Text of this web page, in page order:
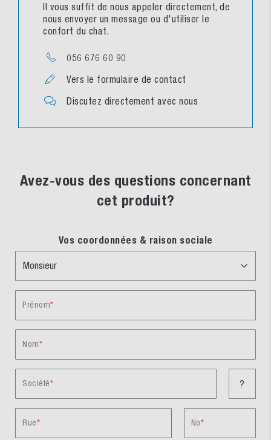
Il vous suffit de nous appeler directement, de
nous envoyer un message ou d'utiliser le
confort du chat.
056 676 60 90
Vers le formulaire de contact
Discutez directement avec nous
Avez-vous des questions concernant
cet produit?
Vos coordonnées & raison sociale
Prénom
Nom
Société ?
Rue No